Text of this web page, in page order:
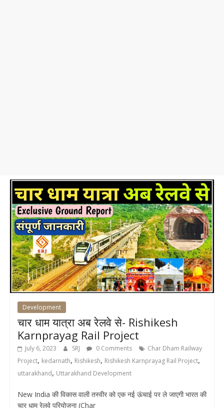
Development
चार धाम यात्रा अब रेलवे से- Rishikesh
Karnprayag Rail Project
July 6, 2023 SRJ 0 Comments
Char Dham Railway
Project, kedarnath, Rishikesh, Rishikesh Karnprayag Rail Project,
uttarakhand, Uttarakhand Development
New India की विकास वाली तस्वीर को एक नई ऊंचाई पर ले जाएगी भारत की
चार धाम रेलवे परियोजना (Char